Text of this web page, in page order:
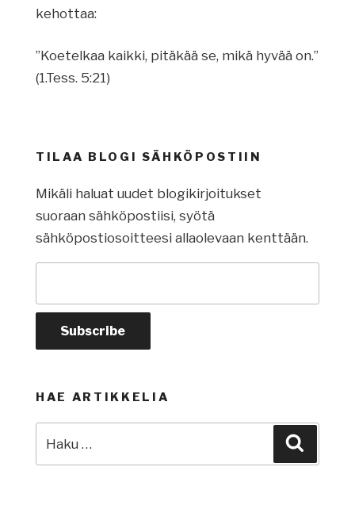
kehottaa:
”Koetelkaa kaikki, pitäkää se, mikä hyvää on.”
(1.Tess. 5:21)
TILAA BLOGI SÄHKÖPOSTIIN
Mikäli haluat uudet blogikirjoitukset
suoraan sähköpostiisi, syötä
sähköpostiosoitteesi allaolevaan kenttään.
HAE ARTIKKELIA